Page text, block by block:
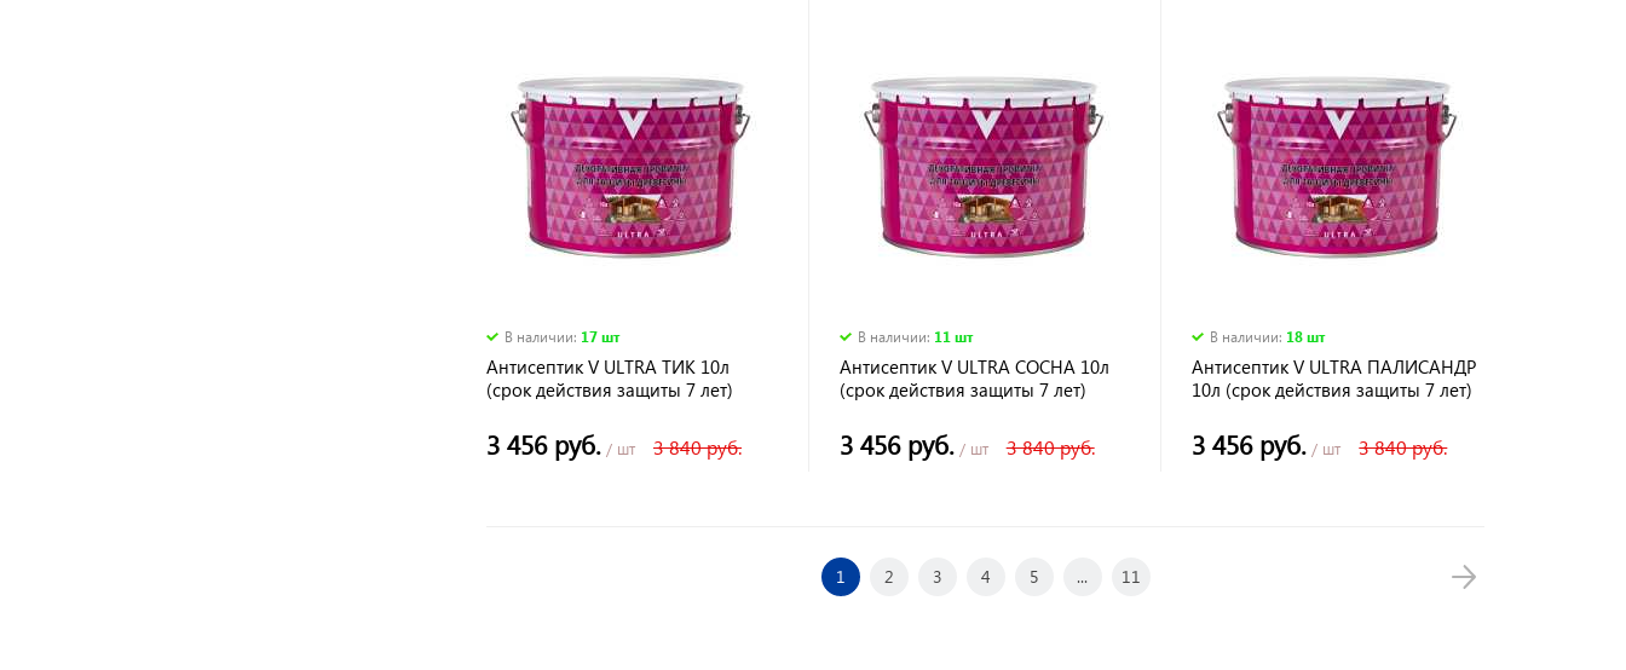
В наличии: 17 шт
Антисептик V ULTRA ТИК 10л
(срок действия защиты 7 лет)
3 456 руб. / шт 3 840 руб.
В наличии: 11 шт
Антисептик V ULTRA СОСНА 10л
(срок действия защиты 7 лет)
3 456 руб./ шт 3 840 руб.
В наличии: 18 шт
Антисептик V ULTRA ПАЛИСАНДР
10л (срок действия защиты 7 лет)
3 456 руб. / шт 3 840 руб.
1 2 3 4 5 ... 11